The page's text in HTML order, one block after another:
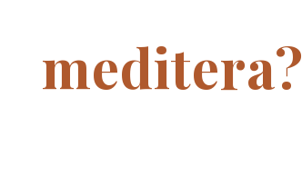
meditera?